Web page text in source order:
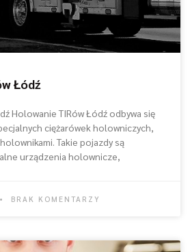
Łódź
Holowanie TIRów Łódź odbywa się
ciężarówek holowniczych,
Takie pojazdy są
urządzenia holownicze,
BRAK KOMENTARZY